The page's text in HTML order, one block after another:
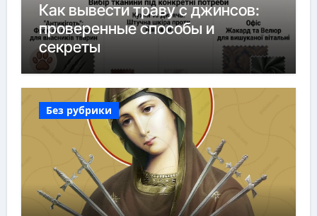
Как вывести траву с джинсов:
проверенные способы и
секреты
Без рубрики